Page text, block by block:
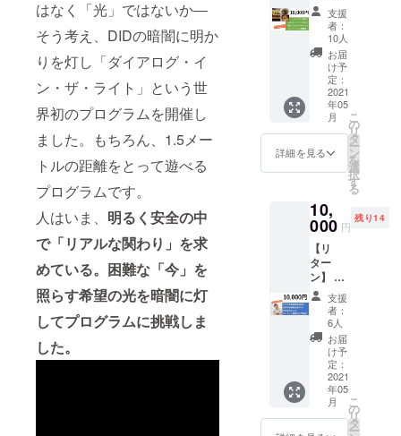
はなく「光」ではないか―
そう考え、DIDの暗闇に明か
りを灯し「ダイアログ・イ
ン・ザ・ライト」という世
界初のプログラムを開催し
ました。もちろん、1.5メー
トルの距離をとって遊べる
プログラムです。
人はいま、 明るく 安全の中
で「リアルな関わり」を求
めている。 困難な「今」を
照らす希望の光を暗闇に灯
してプログラムに挑戦しま
した。
にも耐
えうる
丈夫さ
です。
＝＝＝
＝＝＝
＝＝
「ダイ
アロ
グ・イ
ン・サ
イレン
ス」T
表情だ
けでな
く、手
や体全
体でお
しゃべ
りする
サイレ
ンス。
手話や
ジェス
チャー
などの
「手の
おしゃ
べり」
＝＝＝
＝＝＝
＝＝ ・
ダーク
アテン
ド監修
今治タ
オル
セン
ターに
り目の
ところ
を１回
折るだ
けの長
方形タ
オルハ
ンカ
チ。か
さばら
ず、
すっき
り機能
的なタ
オルで
す。 カ
ラー｜
com/pr
oducts/
birth-
story.ht
ml 視覚
に頼ら
ずに生
きてい
るが故
のの形
や触覚
れた感
性を
持って
いるア
テンド
たち。
彼らの
アドバ
イスを
元に、
腕利き
の会津­
の漆器
職人た
案内い
たしま
す。
締役社
長の及
川美紀
さんと
一緒
に、ダ
イアロ
グ・イ
ン・
ザ・
ダーク
回限り
のプロ
です！
※体験は
約100分
です。
2021年
内に、
東京・
竹芝の
ダイア
ログ・
ミュー
ジアム
者に寄
り添う
視点で
精力的
に取材
活動を
続ける
新聞記
者の望
月衣塑
子さん
ン・
ザ・
ダーク
体験で
す！
https://t
witter.c
om/ISO
KO_MO
CHIZU
s=20 ※
体験は
約100分
です。
2021年
ダイア
ログか
らのお
礼の
メッ
セージ
②コト
ラボご
提供！
対話も
もっと
すすむ
食卓
「晩ご
はんが
でき
ちゃう
オンラ
イン料
理講
座」
（選べ
るビギ
ナー向
けの書
籍付
き！）
※終了時
には、
支援
者：
10人
お届
け予
定：
2021
年05
月
詳細を見る
こ
の
リ
タ
ー
ン
を
選
択
す
る
10,
000 円
残り14
【リ
ター
ン】 ①
ダイア
ログか
らのお
礼の
メッ
セージ
②アク
サ生命
保険株
式会
支援
者：
6人
お届
け予
定：
2021
年05
月
こ
の
リ
タ
ー